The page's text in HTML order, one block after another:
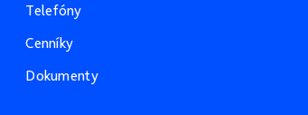
Telefóny
Cenníky
Dokumenty